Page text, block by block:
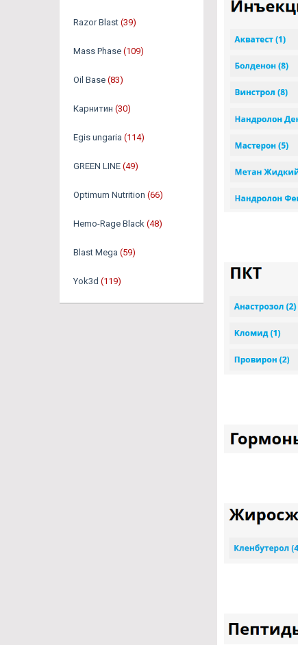
Razor Blast (39)
Mass Phase (109)
Oil Base (83)
Карнитин (30)
Egis ungaria (114)
GREEN LINE (49)
Optimum Nutrition (66)
Hemo-Rage Black (48)
Blast Mega (59)
Yok3d (119)